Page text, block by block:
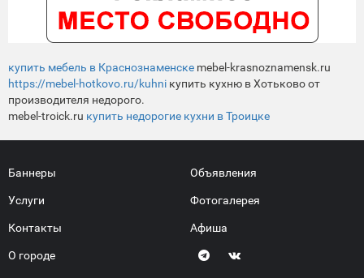
купить мебель в Краснознаменске mebel-krasnoznamensk.ru
https://mebel-hotkovo.ru/kuhni купить кухню в Хотьково от
производителя недорого.
mebel-troick.ru купить недорогие кухни в Троицке
Баннеры
Услуги
Контакты
О городе
Объявления
Фотогалерея
Афиша